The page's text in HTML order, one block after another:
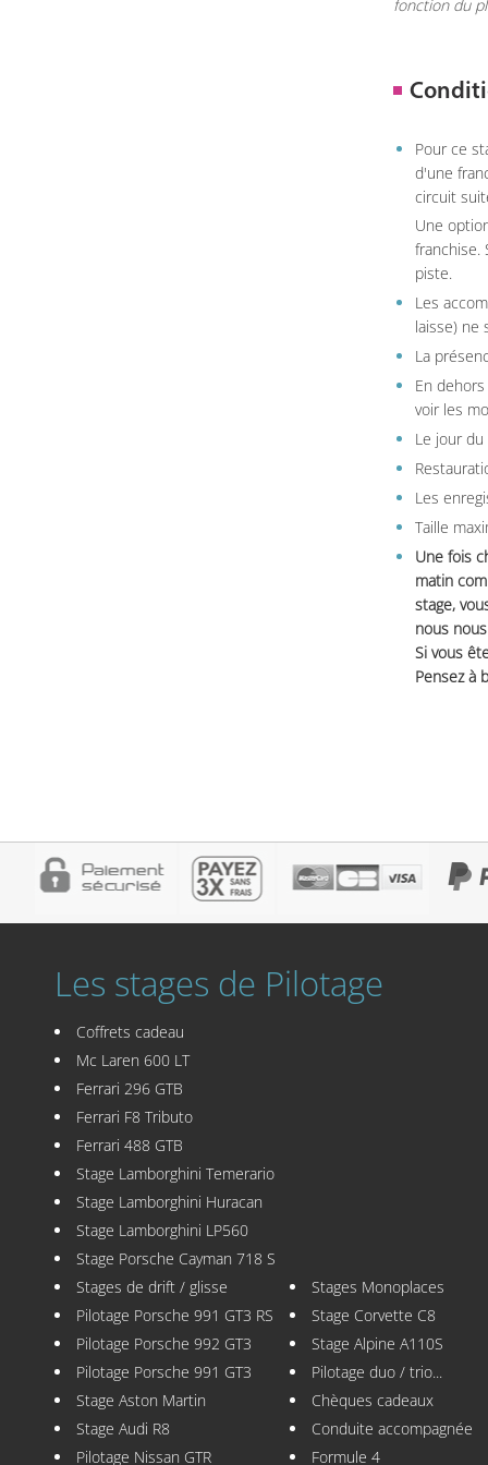
fonction du
Pour ce
d'une
circuit
Une
franchise.
piste.
Les
laisse) ne
La
En
voir les
Le jour
Les
Taille
Une fois
matin
stage,
nous
Si vous
Pensez à
Les stages de Pilotage
Coffrets cadeau
Mc Laren 600 LT
Ferrari 296 GTB
Ferrari F8 Tributo
Ferrari 488 GTB
Stage Lamborghini Temerario
Stage Lamborghini Huracan
Stage Lamborghini LP560
Stage Porsche Cayman 718 S
Stages de drift / glisse
Pilotage Porsche 991 GT3 RS
Pilotage Porsche 992 GT3
Pilotage Porsche 991 GT3
Stage Aston Martin
Stage Audi R8
Pilotage Nissan GTR
Stages Monoplaces
Stage Corvette C8
Stage Alpine A110S
Pilotage duo / trio...
Chèques cadeaux
Conduite accompagnée
Formule 4